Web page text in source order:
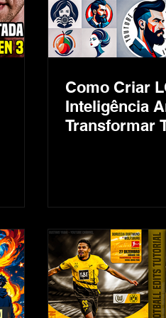
Como Criar
Inteligência
Transformar